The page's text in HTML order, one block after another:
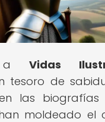
a Vidas
tesoro de
las
moldeado el